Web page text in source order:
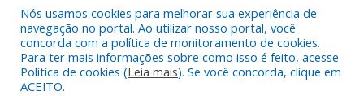
Todos os direitos reservados a Prefeitura Municipal de
Inhangapi.
Nós usamos cookies para melhorar sua experiência de
navegação no portal. Ao utilizar nosso portal, você
concorda com a política de monitoramento de cookies.
Para ter mais informações sobre como isso é feito, acesse
Política de cookies (Leia mais). Se você concorda, clique em
ACEITO.